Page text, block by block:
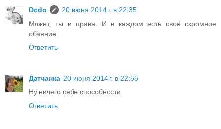
Dodo
20 июня 2014 г. в 22:35
Может, ты и права. И в каждом есть своё скромное
обаяние.
Ответить
Датчанка 20 июня 2014 г. в 22:55
Ну ничего себе способности.
Ответить